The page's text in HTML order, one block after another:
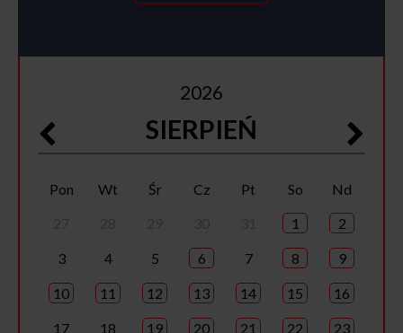
2026
SIERPIEŃ
Pon Wt Śr Cz Pt So
Nd
1 2
3 4 5 6 7 8 9
10 11 12 13 14 15 16
17 18 19 20 21 22 23